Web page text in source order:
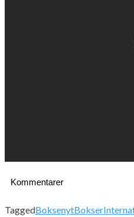
Kommentarer
TaggedBoksenytBokser